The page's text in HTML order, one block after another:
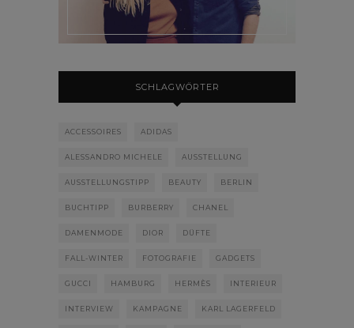
SCHLAGWÖRTER
ACCESSOIRES ADIDAS
ALESSANDRO MICHELE AUSSTELLUNG
AUSSTELLUNGSTIPP BEAUTY BERLIN
BUCHTIPP BURBERRY CHANEL
DAMENMODE DIOR DÜFTE
FALL-WINTER FOTOGRAFIE GADGETS
GUCCI HAMBURG HERMÈS INTERIEUR
INTERVIEW KAMPAGNE KARL LAGERFELD